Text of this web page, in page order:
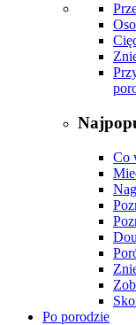
Co
Po porodzie